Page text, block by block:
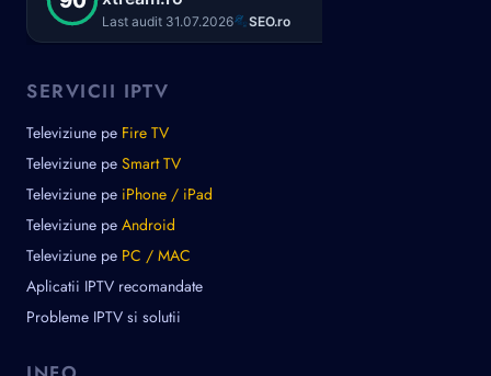
SERVICII IPTV
Televiziune pe Fire TV
Televiziune pe Smart TV
Televiziune pe iPhone / iPad
Televiziune pe Android
Televiziune pe PC / MAC
Aplicatii IPTV recomandate
Probleme IPTV si solutii